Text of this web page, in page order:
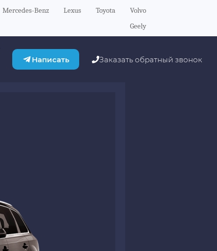
Mercedes-Benz Lexus Toyota
Volvo
Geely
Написать Заказать обратный звонок